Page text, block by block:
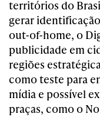
territórios do
gerar
out-of-home, o
publicidade em
regiões
como teste para
mídia e possível
praças, como o